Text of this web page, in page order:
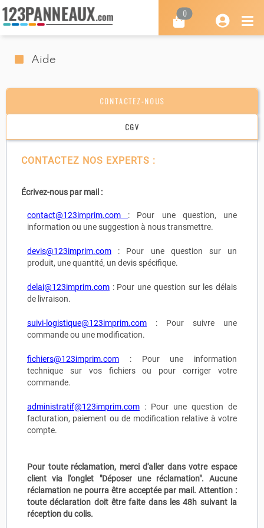
0
Aide
CONTACTEZ-NOUS
CGV
CONTACTEZ NOS EXPERTS :
Écrivez-nous par mail :
contact@123imprim.com : Pour une question, une
information ou une suggestion à nous transmettre.
devis@123imprim.com : Pour une question sur un
produit, une quantité, un devis spécifique.
delai@123imprim.com : Pour une question sur les délais
de livraison.
suivi-logistique@123imprim.com : Pour suivre une
commande ou une modification.
fichiers@123imprim.com : Pour une information
technique sur vos fichiers ou pour corriger votre
commande.
administratif@123imprim.com : Pour une question de
facturation, paiement ou de modification relative à votre
compte.
Pour toute réclamation, merci d'aller dans votre espace
client via l'onglet "Déposer une réclamation". Aucune
réclamation ne pourra être acceptée par mail. Attention :
toute déclaration doit être faite dans les 48h suivant la
réception du colis.